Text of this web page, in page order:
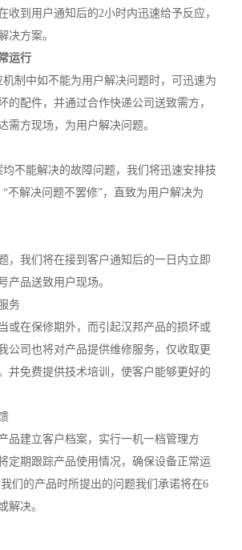
收到用户通知后的2小时内迅速给予反应，
决方案。
运行
制中如不能为用户解决问题时，可迅速为
的配件，并通过合作快递公司送致需方，
需方现场，为用户解决问题。
不能解决的故障问题，我们将迅速安排技
不解决问题不罢修”，直致为用户解决为
，我们将在接到客户通知后的一日内立即
产品送致用户现场。
务
或在保修期外，而引起汉邦产品的损坏或
公司也将对产品提供维修服务，仅收取更
并免费提供技术培训，使客户能够更好的
品建立客户档案，实行一机一档管理方
定期跟踪产品使用情况，确保设备正常运
们的产品时所提出的问题我们承诺将在6
解决。